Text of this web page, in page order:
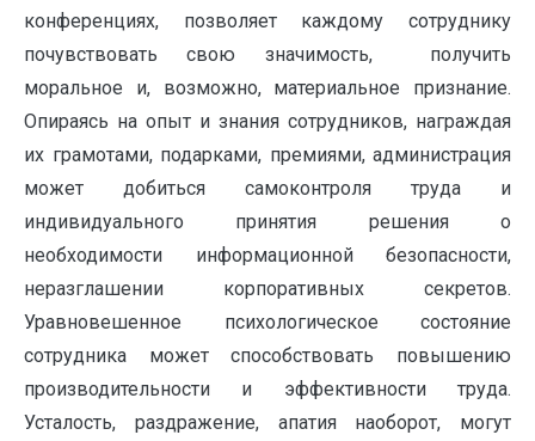
конференциях, позволяет каждому сотруднику
почувствовать свою значимость, получить
моральное и, возможно, материальное признание.
Опираясь на опыт и знания сотрудников, награждая
их грамотами, подарками, премиями, администрация
может добиться самоконтроля труда и
индивидуального принятия решения о
необходимости информационной безопасности,
неразглашении корпоративных секретов.
Уравновешенное психологическое состояние
сотрудника может способствовать повышению
производительности и эффективности труда.
Усталость, раздражение, апатия наоборот, могут